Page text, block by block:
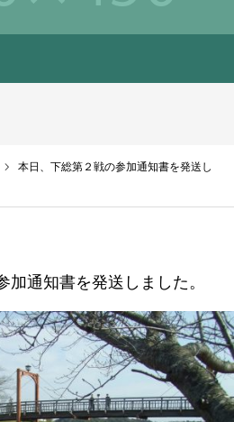
本日、下総第２戦の参加通知書を発送し
加通知書を発送しました。